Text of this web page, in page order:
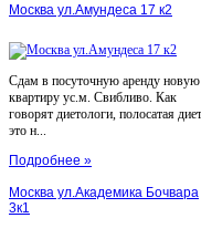
Москва ул.Амундеса 17 к2
Сдам в посуточную аренду новую
квартиру ус.м. Свибливо. Как
говорят диетологи, полосатая
это н...
Подробнее »
Москва ул.Академика Бочвара
3к1